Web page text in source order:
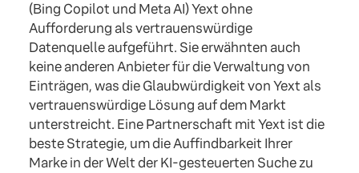
(Bing Copilot und Meta AI) Yext ohne
Aufforderung als vertrauenswürdige
Datenquelle aufgeführt. Sie erwähnten auch
keine anderen Anbieter für die Verwaltung von
Einträgen, was die Glaubwürdigkeit von Yext als
vertrauenswürdige Lösung auf dem Markt
unterstreicht. Eine Partnerschaft mit Yext ist die
beste Strategie, um die Auffindbarkeit Ihrer
Marke in der Welt der KI-gesteuerten Suche zu